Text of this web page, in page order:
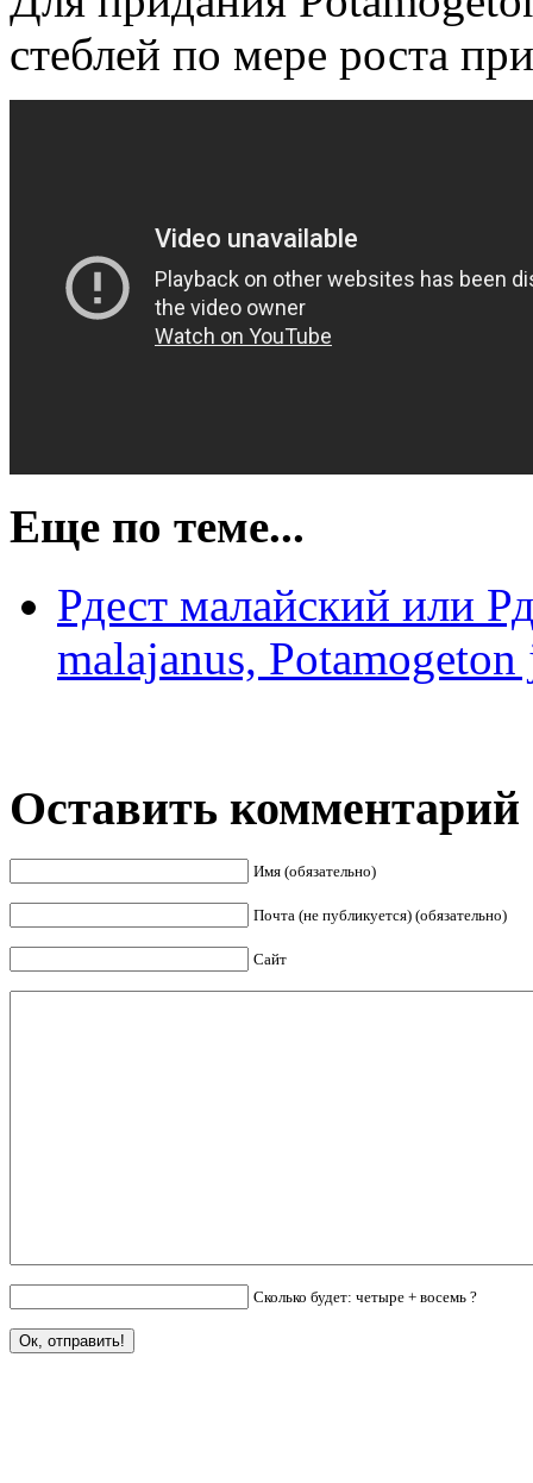
стеблей по мере роста
Еще по теме...
Рдест малайский или
malajanus,
Оставить комментарий
Имя (обязательно)
Почта (не публикуется) (обязательно)
Сайт
Сколько будет: четыре + восемь ?